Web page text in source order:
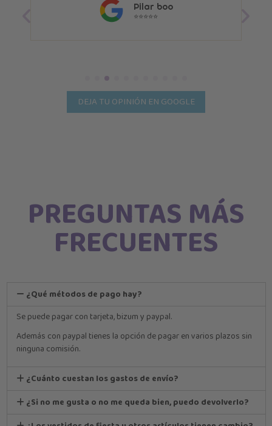
Pilar boo
⭐⭐⭐⭐⭐
DEJA TU OPINIÓN EN GOOGLE
PREGUNTAS MÁS
FRECUENTES
¿Qué métodos de pago hay?
Se puede pagar con tarjeta, bizum y paypal.
Además con paypal tienes la opción de pagar en varios plazos sin
ninguna comisión.
¿Cuánto cuestan los gastos de envío?
¿Si no me gusta o no me queda bien, puedo devolverlo?